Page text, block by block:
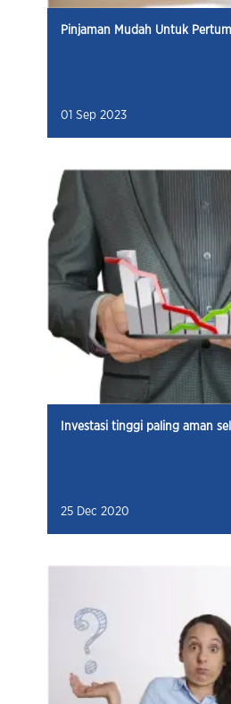
Pinjaman Mudah Untuk
01 Sep 2023
Investasi tinggi paling aman
25 Dec 2020